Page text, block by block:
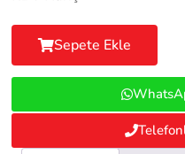
Sepete Ekle